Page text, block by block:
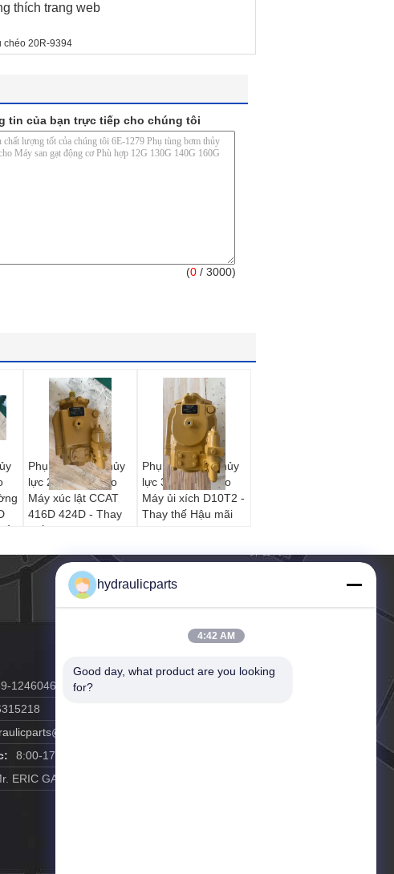
thích trang web
chéo 20R-9394
tin của bạn trực tiếp cho chúng tôi
(0 / 3000)
Phụ tùng bơm thủy
lực 235-4108 cho
Máy xúc lật CCAT
416D 424D - Thay
thế Hậu mãi
Phụ tùng bơm thủy
lực 373-6629 cho
Máy ủi xích D10T2 -
Thay thế Hậu mãi
12460468
8:00-17:00
ERIC GAO
hydraulicparts
4:42 AM
Good day, what product are you looking
for?